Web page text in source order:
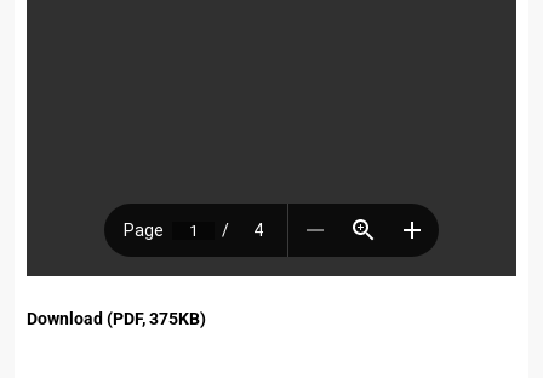
Download (PDF, 375KB)